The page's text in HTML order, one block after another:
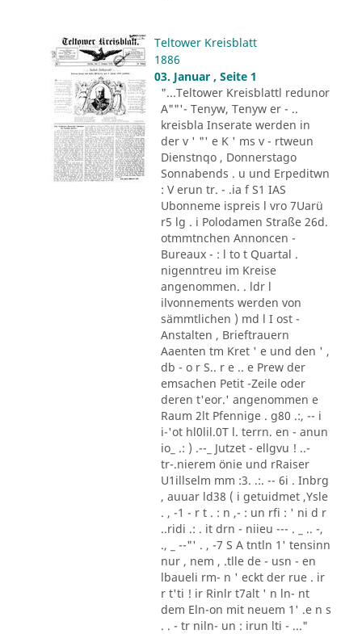
Teltower Kreisblatt
1886
03. Januar , Seite 1
"...Teltower Kreisblattl redunor
A""'- Tenyw, Tenyw er - ..
kreisbla Inserate werden in
der v ' "' e K ' ms v - rtweun
Dienstnqo , Donnerstago
Sonnabends . u und Erpeditwn
: V erun tr. - .ia f S1 IAS
Ubonneme ispreis l vro 7Uarü
r5 lg . i Polodamen Straße 26d.
otmmtnchen Annoncen -
Bureaux - : l to t Quartal .
nigenntreu im Kreise
angenommen. . ldr l
ilvonnements werden von
sämmtlichen ) md l I ost -
Anstalten , Brieftrauern
Aaenten tm Kret ' e und den ' ,
db - o r S.. r e .. e Prew der
emsachen Petit -Zeile oder
deren t'eor.' angenommen e
Raum 2lt Pfennige . g80 .:, -- i
i-'ot hl0lil.0T l. terrn. en - anun
io_ .: ) .--_ Jutzet - ellgvu ! ..-
tr-.nierem önie und rRaiser
U1illselm mm :3. .:. -- 6i . Inbrg
, auuar ld38 ( i getuidmet ,Ysle
. , -1 - r t . : n ,- : un rfi : ' ni d r
..ridi .: . it drn - niieu --- . _ .. -,
., _ --"' . , -7 S A tntln 1' tensinn
nur , nem , .tlle de - usn - en
lbaueli rm- n ' eckt der rue . ir
r t'ti ! ir Rinlr t7alt ' n ln- nt
dem Eln-on mit neuem 1' .e n s
. . - tr niln- un : irun lti - ..."